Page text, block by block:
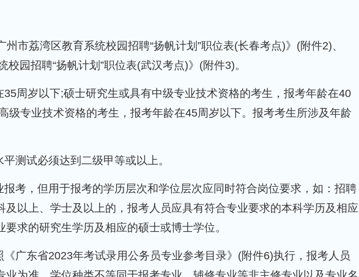
市荔湾区教育系统校园招聘“扬帆计划”职位表(长春考点)》(附件2)、
校园招聘“扬帆计划”职位表(武汉考点)》(附件3)。
周岁以下;硕士研究生或具有中级专业技术资格的考生，报考年龄在40
级专业技术资格的考生，报考年龄在45周岁以下。报考考生所涉及年龄
测试必须达到二级甲等或以上。
考，但用于报考的学历层次和学位层次应同时符合岗位要求，如：招聘
及以上、学士及以上的，报考人员应具有符合专业要求的本科学历及相应
求的研究生学历及相应的硕士或博士学位。
广东省2023年考试录用公务员专业参考目录》(附件6)执行，报考人员